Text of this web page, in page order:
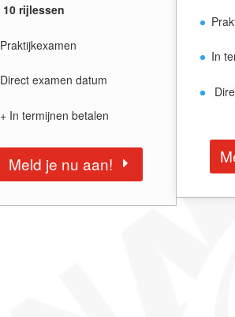
10 rijlessen
Praktijkexamen
Direct examen datum
+ In termijnen betalen
Meld je nu aan!
In